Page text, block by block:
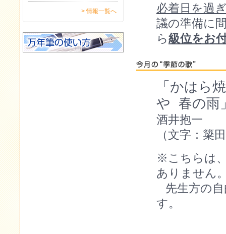
必着日を過
議の準備に
ら級位をお
「かはら
や 春の
酒井抱一
（文字：簗
※こちらは
ありません
先生方の
す。
> 情報一覧へ